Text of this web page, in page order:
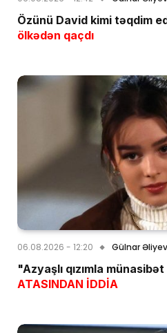
Özünü David kimi təqdim
ölkədən qaçdı
06.08.2026 - 12:20 Gülnar
"Azyaşlı qızımla
ATASINDAN İDDİA